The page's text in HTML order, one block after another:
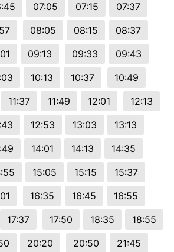
07:05 07:15
07:37
08:05 08:15
08:37
09:13 09:33
09:43
10:13 10:37
10:49
11:37 11:49 12:01
12:13
12:53 13:03
13:13
14:01 14:13
14:35
15:05 15:15
15:37
16:35 16:45
16:55
17:37 17:50 18:35
18:55
20:20 20:50
21:45